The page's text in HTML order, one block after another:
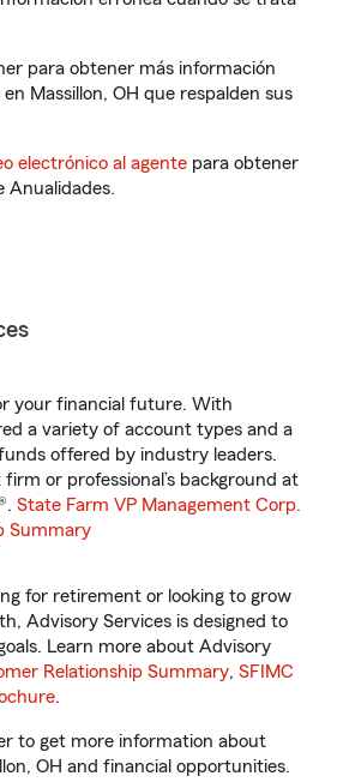
para obtener más información
Massillon, OH que respalden sus
electrónico al agente para obtener
Anualidades.
your financial future. With
a variety of account types and a
offered by industry leaders.
or professional’s background at
State Farm VP Management Corp.
Summary
for retirement or looking to grow
Advisory Services is designed to
Learn more about Advisory
Relationship Summary, SFIMC
.
to get more information about
OH and financial opportunities.